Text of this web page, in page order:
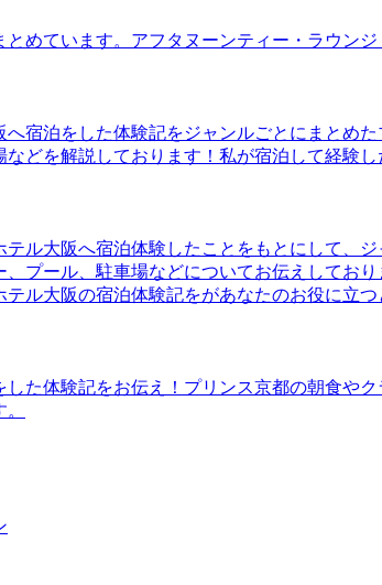
めています。アフタヌーンティー・ラウン
宿泊をした体験記をジャンルごとにまとめ
などを解説しております！私が宿泊して経験
ル大阪へ宿泊体験したことをもとにして、
プール、駐車場などについてお伝えしてお
ル大阪の宿泊体験記をがあなたのお役に立つ
た体験記をお伝え！プリンス京都の朝食や